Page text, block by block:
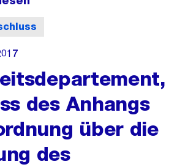
des Anhangs
über die
des